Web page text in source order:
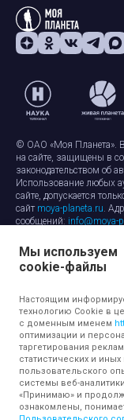
© ОАО «Моя Планета».
на сайте, защищены в
законодательством об
Использование любых
сайте, допускается
сайт moya-planeta.ru.
сообщений: info@moya-
Правила сайта
Защита персональных
Мы используем
cookie-файлы
Настоящим
технологию Cookie в
с доменным именем
оптимизации и
таргетирования
статистических и
пользовательского
системы веб-
«Принимаю» и
ознакомлены,